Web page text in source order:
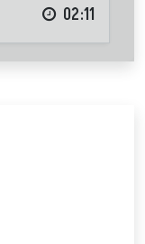
02:11